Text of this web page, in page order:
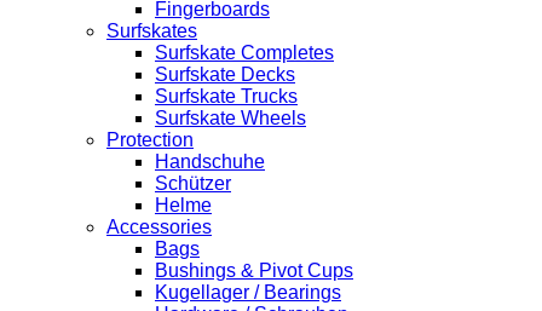
Fingerboards
Surfskates
Surfskate Completes
Surfskate Decks
Surfskate Trucks
Surfskate Wheels
Protection
Handschuhe
Schützer
Helme
Accessories
Bags
Bushings & Pivot Cups
Kugellager / Bearings